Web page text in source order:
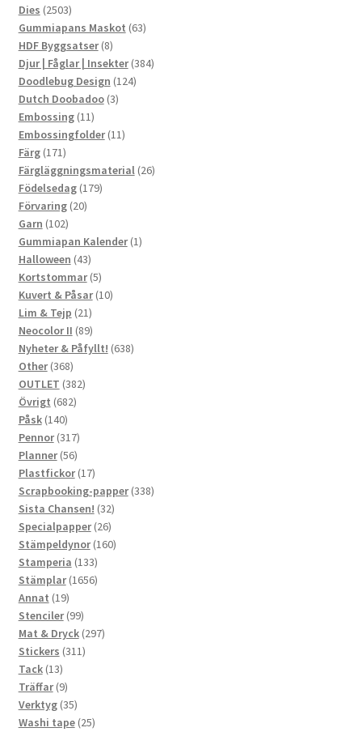
Dies 25032503
produkter
Gummiapans Maskot 6363
HDF Byggsatser 88
produkter
Djur | Fåglar | Insekter 384384
Doodlebug Design 124124
Dutch Doobadoo 33
Embossing 1111
produkter
Embossingfolder 1111
Färg 171171
produkter
Färgläggningsmaterial 2626
Födelsedag 179179
Förvaring 2020
Garn 102102
produkter
Gummiapan Kalender 11
Halloween 4343
produkter
Kortstommar 55
produkter
Kuvert & Påsar 1010
Lim & Tejp 2121
produkter
Neocolor II 8989
produkter
Nyheter & Påfyllt! 638638
Other 368368
produkter
OUTLET 382382
Övrigt 682682
Påsk 140140
produkter
Pennor 317317
produkter
Planner 5656
produkter
Plastfickor 1717
produkter
Scrapbooking-papper 338338
Sista Chansen! 3232
produkter
Specialpapper 2626
produkter
Stämpeldynor 160160
Stamperia 133133
produkter
Stämplar 16561656
Annat 1919
produkter
Stenciler 9999
produkter
Mat & Dryck 297297
Stickers 311311
Tack 1313
produkter
Träffar 99
produkter
Verktyg 3535
produkter
Washi tape 2525